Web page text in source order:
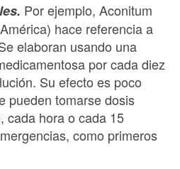
Por ejemplo, Aconitum
hace referencia a
elaboran usando una
por cada diez
Su efecto es poco
pueden tomarse dosis
cada hora o cada 15
como primeros